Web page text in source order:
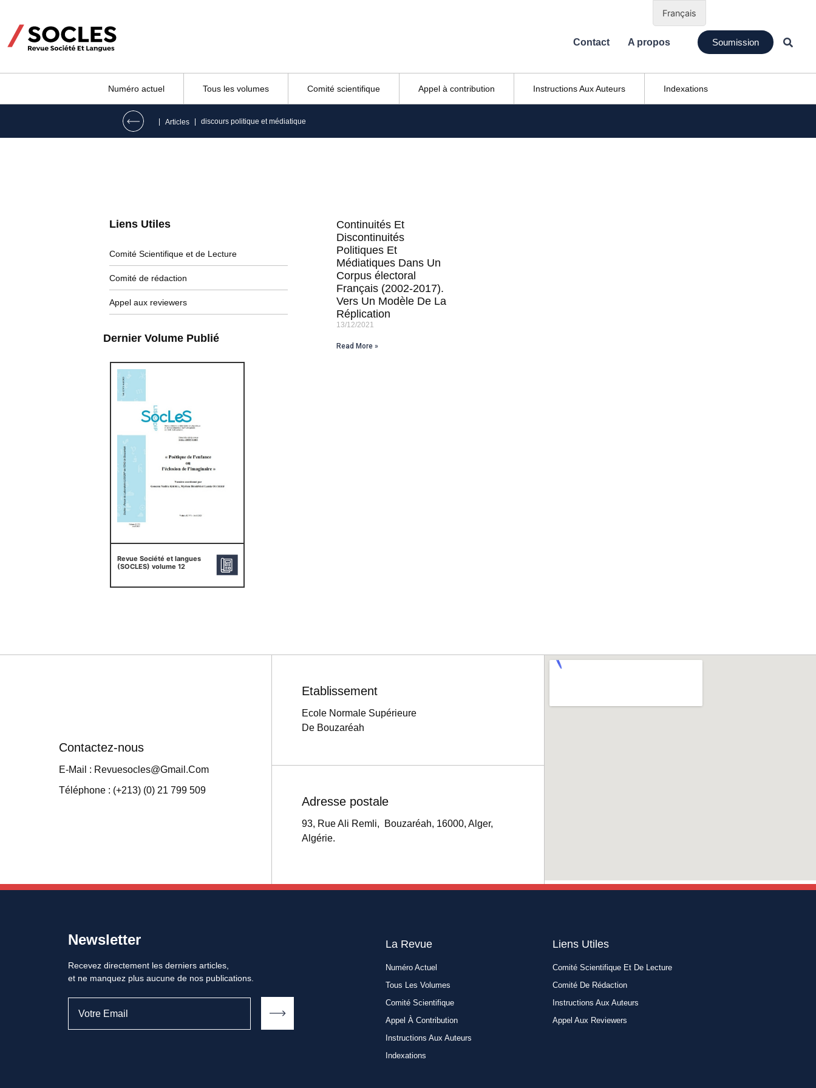
Contact A propos Soumission
Numéro actuel Tous les volumes Comité scientifique Appel à contribution Instructions Aux Auteurs Indexations
| Articles | discours politique et médiatique
Liens Utiles​
Comité Scientifique et de Lecture
Comité de rédaction
Appel aux reviewers
Dernier Volume Publié
Revue Société et langues
(SOCLES) volume 12
Continuités Et
Discontinuités
Politiques Et
Médiatiques Dans Un
Corpus électoral
Français (2002-2017).
Vers Un Modèle De La
Réplication
13/12/2021
Read More »
Contactez-nous
E-Mail : Revuesocles@gmail.com
Téléphone : (+213) (0) 21 799 509
Etablissement
Ecole Normale Supérieure
De Bouzaréah
Adresse postale
93, Rue Ali Remli, Bouzaréah, 16000, Alger,
Algérie.
Newsletter
Recevez directement les derniers articles,
et ne manquez plus aucune de nos publications.
La Revue
Numéro Actuel
Tous Les Volumes
Comité Scientifique
Appel À Contribution
Instructions Aux Auteurs
Indexations
Liens Utiles​
Comité Scientifique Et De Lecture
Comité De Rédaction
Instructions Aux Auteurs
Appel Aux Reviewers
Français